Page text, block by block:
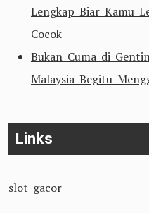
Lengkap Biar Kamu
Cocok
Bukan Cuma di
Malaysia Begitu
Links
slot gacor